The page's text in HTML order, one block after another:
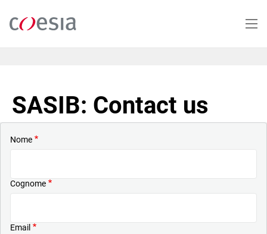
contenuto
SASIB: Contact us
Nome
Cognome
Email